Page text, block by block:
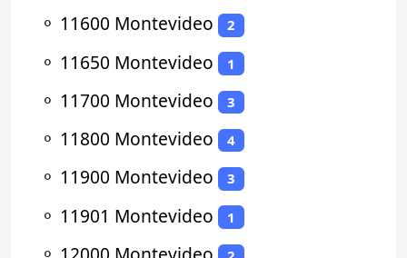
⚬ 11600 Montevideo 2
⚬ 11650 Montevideo 1
⚬ 11700 Montevideo 3
⚬ 11800 Montevideo 4
⚬ 11900 Montevideo 3
⚬ 11901 Montevideo 1